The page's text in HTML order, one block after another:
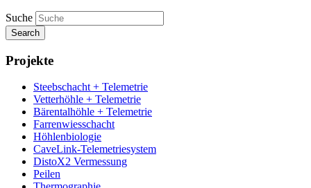
Suche
Search
Projekte
Steebschacht + Telemetrie
Vetterhöhle + Telemetrie
Bärentalhöhle + Telemetrie
Farrenwiesschacht
Höhlenbiologie
CaveLink-Telemetriesystem
DistoX2 Vermessung
Peilen